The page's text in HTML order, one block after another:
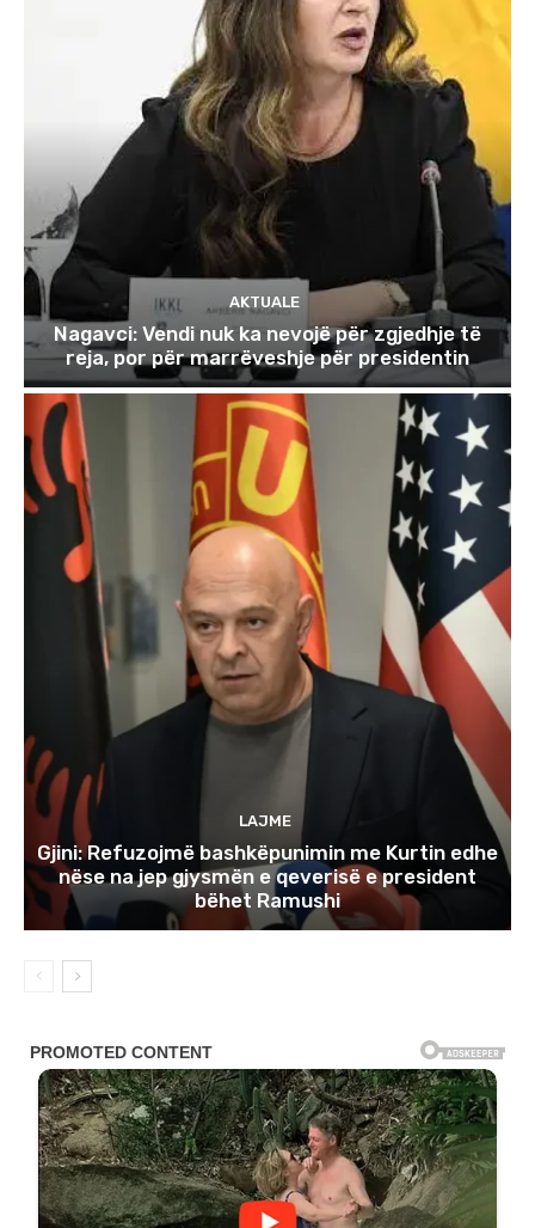
AKTUALE
Nagavci: Vendi nuk ka nevojë për zgjedhje të
reja, por për marrëveshje për presidentin
LAJME
Gjini: Refuzojmë bashkëpunimin me Kurtin edhe
nëse na jep gjysmën e qeverisë e president
bëhet Ramushi